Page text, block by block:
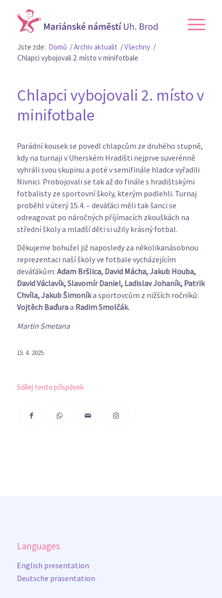
Jste zde: Domů /Archiv aktualit /Všechny /
Chlapci vybojovali 2. místo v minifotbale
Chlapci vybojovali 2. místo v
minifotbale
Parádní kousek se povedl chlapcům ze druhého stupně,
kdy na turnaji v Uherském Hradišti nejprve suverénně
vyhráli svou skupinu a poté v semifinále hladce vyřadili
Nivnici. Probojovali se tak až do finále s hradištskými
fotbalisty ze sportovní školy, kterým podlehli. Turnaj
proběhl v úterý 15.4. – deváťáci měli tak šanci se
odreagovat po náročných příjímacích zkouškách na
střední školy a mladší děti si užily krásný fotbal.
Děkujeme bohužel již naposledy za několikanásobnou
reprezentaci naší školy ve fotbale vycházejícím
deváťákům: Adam Bršlica, David Mácha, Jakub Houba,
David Václavík, Slavomír Daniel, Ladislav Johaník, Patrik
Chvíla, Jakub Šimoníka sportovcům z nižších ročníků:
Vojtěch Baďuraa Radim Smolčák.
Martin Smetana
15. 4. 2025
Sdílej tento příspěvek
Languages
English presentation
Deutsche präsentation